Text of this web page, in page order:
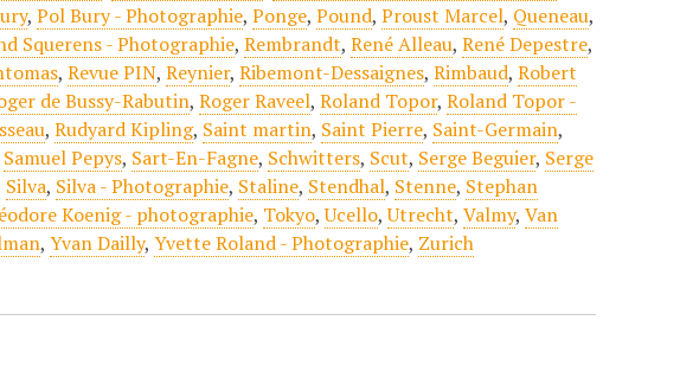
,Pol Bury - Photographie,Ponge,Pound,Proust Marcel, Queneau,
Squerens - Photographie,Rembrandt,René Alleau,René Depestre,
,Revue PIN,Reynier,Ribemont-Dessaignes,Rimbaud,Robert
de Bussy-Rabutin,Roger Raveel,Roland Topor,Roland Topor -
,Rudyard Kipling, Saint martin, Saint Pierre, Saint-Germain,
Samuel Pepys, Sart-En-Fagne, Schwitters, Scut, Serge Beguier, Serge
Silva, Silva - Photographie, Staline, Stendhal, Stenne, Stephan
Koenig - photographie, Tokyo,Ucello,Utrecht,Valmy,Van
,Yvan Dailly,Yvette Roland - Photographie, Zurich